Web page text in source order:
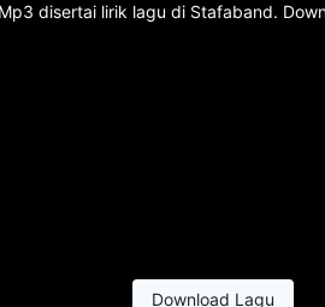
disertai lirik lagu di Stafaband.
Download Lagu